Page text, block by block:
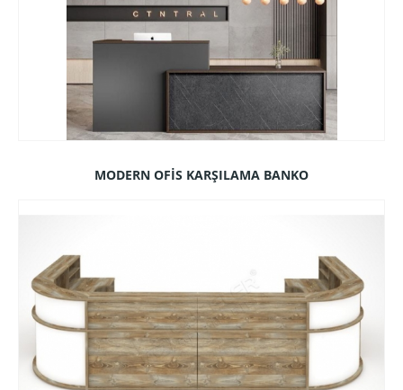
MODERN OFİS KARŞILAMA BANKO